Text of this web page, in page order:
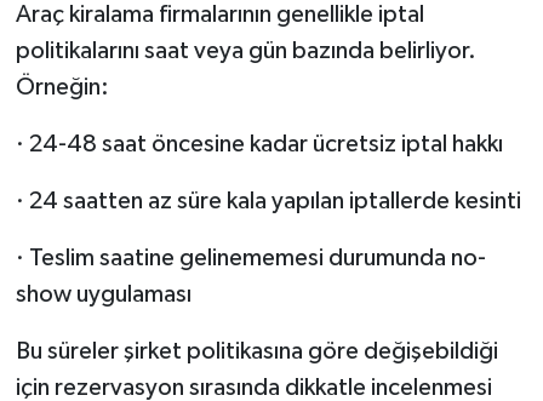
Araç kiralama firmalarının genellikle iptal
politikalarını saat veya gün bazında belirliyor.
Örneğin:
· 24-48 saat öncesine kadar ücretsiz iptal hakkı
· 24 saatten az süre kala yapılan iptallerde kesinti
· Teslim saatine gelinememesi durumunda no-
show uygulaması
Bu süreler şirket politikasına göre değişebildiği
için rezervasyon sırasında dikkatle incelenmesi